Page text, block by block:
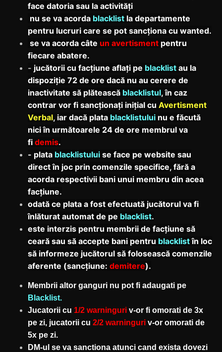
face datoria sau la activități
nu se va acorda blacklist la departamente
pentru lucruri care se pot sancționa cu wanted.
se va acorda câte un avertisment pentru
fiecare abatere.
- jucătorii cu facțiune aflați pe blacklist au la
dispoziție 72 de ore dacă nu au cerere de
inactivitate să plătească blacklistul, în caz
contrar vor fi sancționați inițial cu Avertisment
Verbal, iar dacă plata blacklistului nu e făcută
nici în următoarele 24 de ore membrul va
fi demis.
- plata blacklistului se face pe website sau
direct în joc prin comenzile specifice, fără a
acorda respectivii bani unui membru din acea
facțiune.
odată ce plata a fost efectuată jucătorul va fi
înlăturat automat de pe blacklist.
este interzis pentru membrii de facțiune să
ceară sau să accepte bani pentru blacklistîn loc
să informeze jucătorul să folosească comenzile
aferente (sancțiune: demitere).
Membrii altor ganguri nu pot fi adaugati pe
Blacklist.
Jucatorii cu 1/2 warninguri v-or fi omorati de 3x
pe zi, jucatorii cu 2/2 warninguri v-or omorati de
5x pe zi.
DM-ul se va sanctiona atunci cand exista dovezi